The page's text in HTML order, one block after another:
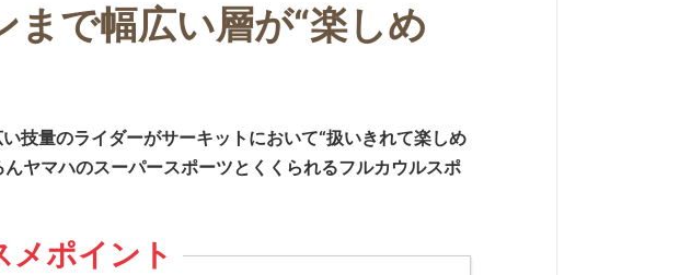
まで幅広い層が“楽しめ
量のライダーがサーキットにおいて“扱いきれて楽しめ
ヤマハのスーパースポーツとくくられるフルカウルスポ
ポイント